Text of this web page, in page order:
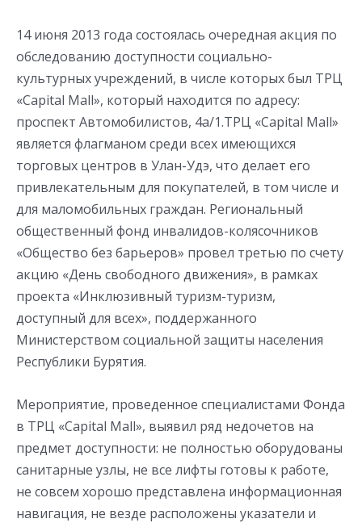
14 июня 2013 года состоялась очередная акция по
обследованию доступности социально-
культурных учреждений, в числе которых был ТРЦ
«Capital Mall», который находится по адресу:
проспект Автомобилистов, 4а/1.ТРЦ «Capital Mall»
является флагманом среди всех имеющихся
торговых центров в Улан-Удэ, что делает его
привлекательным для покупателей, в том числе и
для маломобильных граждан. Региональный
общественный фонд инвалидов-колясочников
«Общество без барьеров» провел третью по счету
акцию «День свободного движения», в рамках
проекта «Инклюзивный туризм-туризм,
доступный для всех», поддержанного
Министерством социальной защиты населения
Республики Бурятия.
Мероприятие, проведенное специалистами Фонда
в ТРЦ «Capital Mall», выявил ряд недочетов на
предмет доступности: не полностью оборудованы
санитарные узлы, не все лифты готовы к работе,
не совсем хорошо представлена информационная
навигация, не везде расположены указатели и